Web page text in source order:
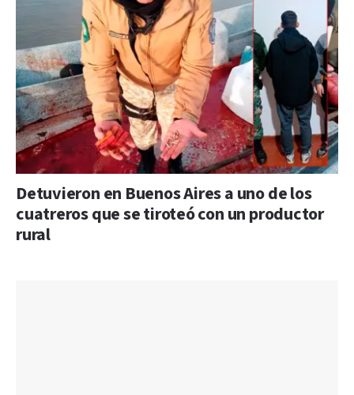
Detuvieron en Buenos Aires a uno de los
cuatreros que se tiroteó con un productor
rural